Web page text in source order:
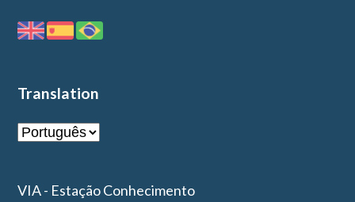
Translation
VIA - Estação Conhecimento